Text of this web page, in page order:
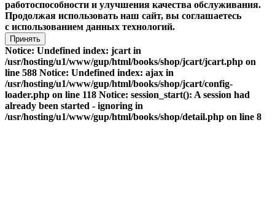
работоспособности и улучшения качества обслуживания.
Продолжая использовать наш сайт, вы соглашаетесь
с использованием данных технологий.
Принять
Notice: Undefined index: jcart in
/usr/hosting/u1/www/gup/html/books/shop/jcart/jcart.php on
line 588 Notice: Undefined index: ajax in
/usr/hosting/u1/www/gup/html/books/shop/jcart/config-
loader.php on line 118 Notice: session_start(): A session had
already been started - ignoring in
/usr/hosting/u1/www/gup/html/books/shop/detail.php on line 8